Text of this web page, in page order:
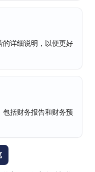
的详细说明，以便更好
括财务报告和财务预